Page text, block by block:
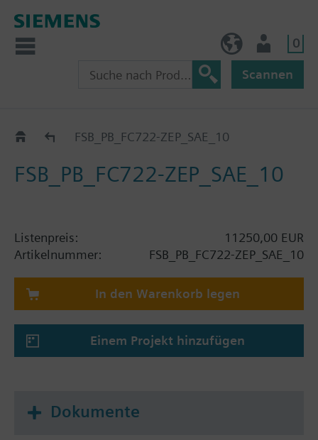
0
Scannen
KatalogFSB_PB_FC722-ZEP_SAE_10
FSB_PB_FC722-ZEP_SAE_10
Listenpreis:
11250,00 EUR
Artikelnummer:
FSB_PB_FC722-ZEP_SAE_10
In den Warenkorb legen
Einem Projekt hinzufügen
Dokumente